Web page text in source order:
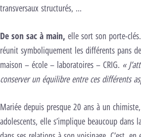
transversaux structurés, …
De son sac à main, elle sort son porte-
réunit symboliquement les différents pans
maison – école – laboratoires – CRIG. «
conserver un équilibre entre ces différents
Mariée depuis presque 20 ans à un
adolescents, elle s’implique beaucoup dans